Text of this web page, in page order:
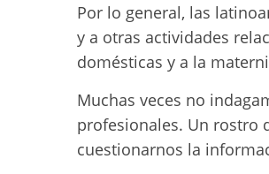
Por lo general, las
y a otras actividades
domésticas y a la
Muchas veces no
profesionales. Un rostro
cuestionarnos la